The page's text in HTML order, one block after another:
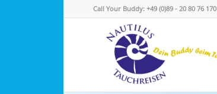
Call Your Buddy: +49 (0)89 - 20 80 76 170